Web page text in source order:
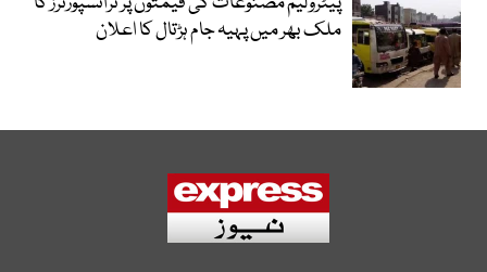
ملک بھر میں پہیہ جام ہڑتال کا اعلان